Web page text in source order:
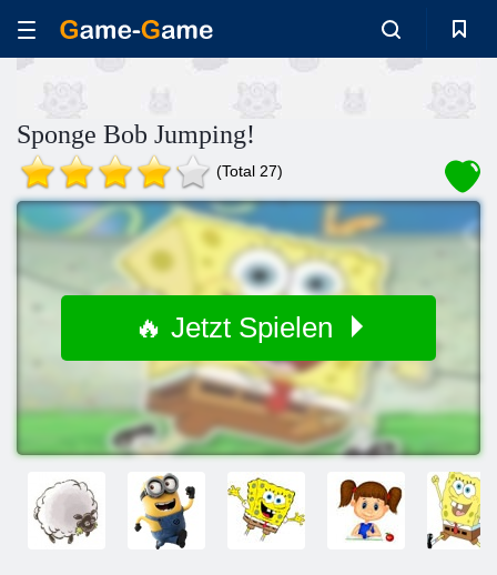
Sponge Bob Jumping!
(Total 27)
🔥 Jetzt Spielen